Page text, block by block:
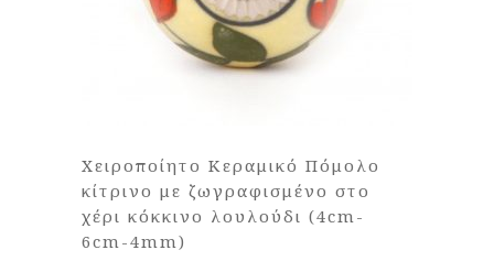
Χειροποίητο Κεραμικό Πόμολο
κίτρινο με ζωγραφισμένο στο
χέρι κόκκινο λουλούδι (4cm-
6cm-4mm)